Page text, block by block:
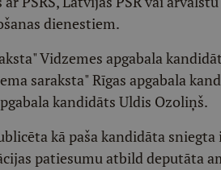
dienestiem.
Vidzemes apgabala
saraksta" Rīgas apgabala
kandidāts Uldis Ozoliņš.
kā paša kandidāta
patiesumu atbild deputāta